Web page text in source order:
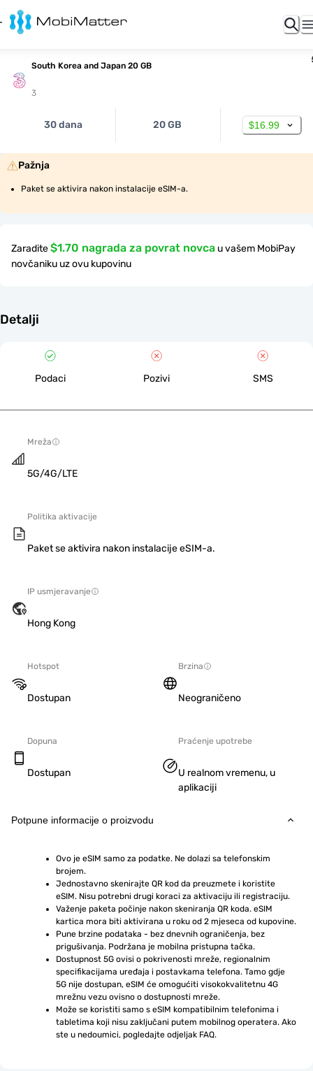
South Korea and Japan 20 GB
3
30 dana 20 GB $16.99
Pažnja
Paket se aktivira nakon instalacije eSIM-a.
Zaradite$1.70 nagrada za povrat novca u vašem MobiPay
novčaniku uz ovu kupovinu
Detalji
Podaci Pozivi SMS
Mreža
5G/4G/LTE
Politika aktivacije
Paket se aktivira nakon instalacije eSIM-a.
IP usmjeravanje
Hong Kong
Hotspot
Dostupan
Brzina
Neograničeno
Dopuna
Dostupan
Praćenje upotrebe
U realnom vremenu, u
aplikaciji
Potpune informacije o proizvodu
Ovo je eSIM samo za podatke. Ne dolazi sa telefonskim
brojem.
Jednostavno skenirajte QR kod da preuzmete i koristite
eSIM. Nisu potrebni drugi koraci za aktivaciju ili registraciju.
Važenje paketa počinje nakon skeniranja QR koda. eSIM
kartica mora biti aktivirana u roku od 2 mjeseca od kupovine.
Pune brzine podataka - bez dnevnih ograničenja, bez
prigušivanja. Podržana je mobilna pristupna tačka.
Dostupnost 5G ovisi o pokrivenosti mreže, regionalnim
specifikacijama uređaja i postavkama telefona. Tamo gdje
5G nije dostupan, eSIM će omogućiti visokokvalitetnu 4G
mrežnu vezu ovisno o dostupnosti mreže.
Može se koristiti samo s eSIM kompatibilnim telefonima i
tabletima koji nisu zaključani putem mobilnog operatera. Ako
ste u nedoumici, pogledajte odjeljak FAQ.